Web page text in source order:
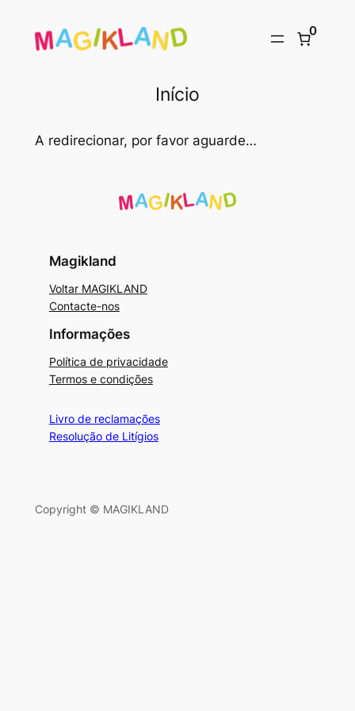
0
Início
A redirecionar, por favor aguarde…
Magikland
Voltar MAGIKLAND
Contacte-nos
Informações
Política de privacidade
Termos e condições
Livro de reclamações
Resolução de Litígios
Copyright © MAGIKLAND